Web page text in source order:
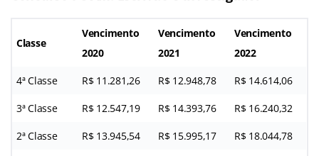
Classe
Vencimento
2020
Vencimento
2021
Vencimento
2022
4ª Classe R$ 11.281,26 R$ 12.948,78 R$ 14.614,06
3ª Classe R$ 12.547,19 R$ 14.393,76 R$ 16.240,32
2ª Classe R$ 13.945,54 R$ 15.995,17 R$ 18.044,78